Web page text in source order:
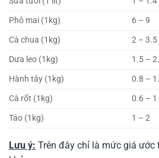
Phô mai (1kg)
6 – 9
Cà chua (1kg)
2 – 3.5
Dưa leo (1kg)
1.5 –
Hành tây (1kg)
0.8 –
Cà rốt (1kg)
0.6 – 1
Táo (1kg)
1 – 2
Lưu ý: Trên đây chỉ là mức giá ước